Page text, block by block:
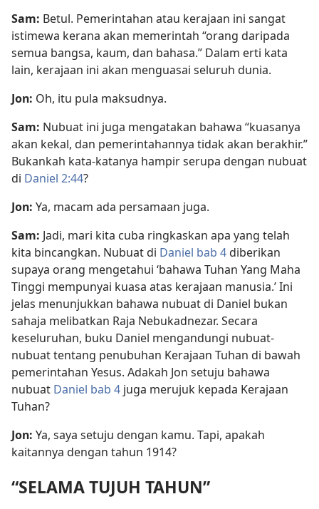
Sam: Betul. Pemerintahan atau kerajaan ini sangat
istimewa kerana akan memerintah “orang daripada
semua bangsa, kaum, dan bahasa.” Dalam erti kata
lain, kerajaan ini akan menguasai seluruh dunia.
Jon: Oh, itu pula maksudnya.
Sam: Nubuat ini juga mengatakan bahawa “kuasanya
akan kekal, dan pemerintahannya tidak akan berakhir.”
Bukankah kata-katanya hampir serupa dengan nubuat
di Daniel 2:44?
Jon: Ya, macam ada persamaan juga.
Sam: Jadi, mari kita cuba ringkaskan apa yang telah
kita bincangkan. Nubuat di Daniel bab 4diberikan
supaya orang mengetahui ‘bahawa Tuhan Yang Maha
Tinggi mempunyai kuasa atas kerajaan manusia.’ Ini
jelas menunjukkan bahawa nubuat di Daniel bukan
sahaja melibatkan Raja Nebukadnezar. Secara
keseluruhan, buku Daniel mengandungi nubuat-
nubuat tentang penubuhan Kerajaan Tuhan di bawah
pemerintahan Yesus. Adakah Jon setuju bahawa
nubuat Daniel bab 4 juga merujuk kepada Kerajaan
Tuhan?
Jon: Ya, saya setuju dengan kamu. Tapi, apakah
kaitannya dengan tahun 1914?
“SELAMA TUJUH TAHUN”